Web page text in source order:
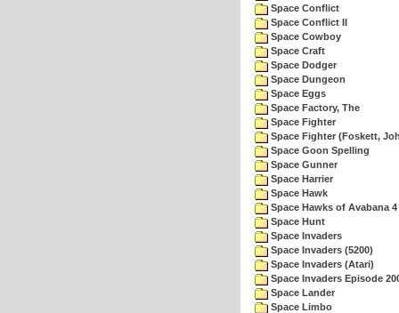
Space Conflict
Space Conflict II
Space Cowboy
Space Craft
Space Dodger
Space Dungeon
Space Eggs
Space Factory, The
Space Fighter
Space Fighter (Foskett,
Space Goon Spelling
Space Gunner
Space Harrier
Space Hawk
Space Hawks of Avabana 4
Space Hunt
Space Invaders
Space Invaders (5200)
Space Invaders (Atari)
Space Invaders Episode
Space Lander
Space Limbo